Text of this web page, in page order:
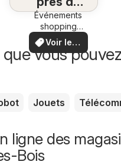
chez
vous
Événements
shopping
locaux et
offres
spéciales
Voir les
offres
vous
Jouets
ligne des
Bois